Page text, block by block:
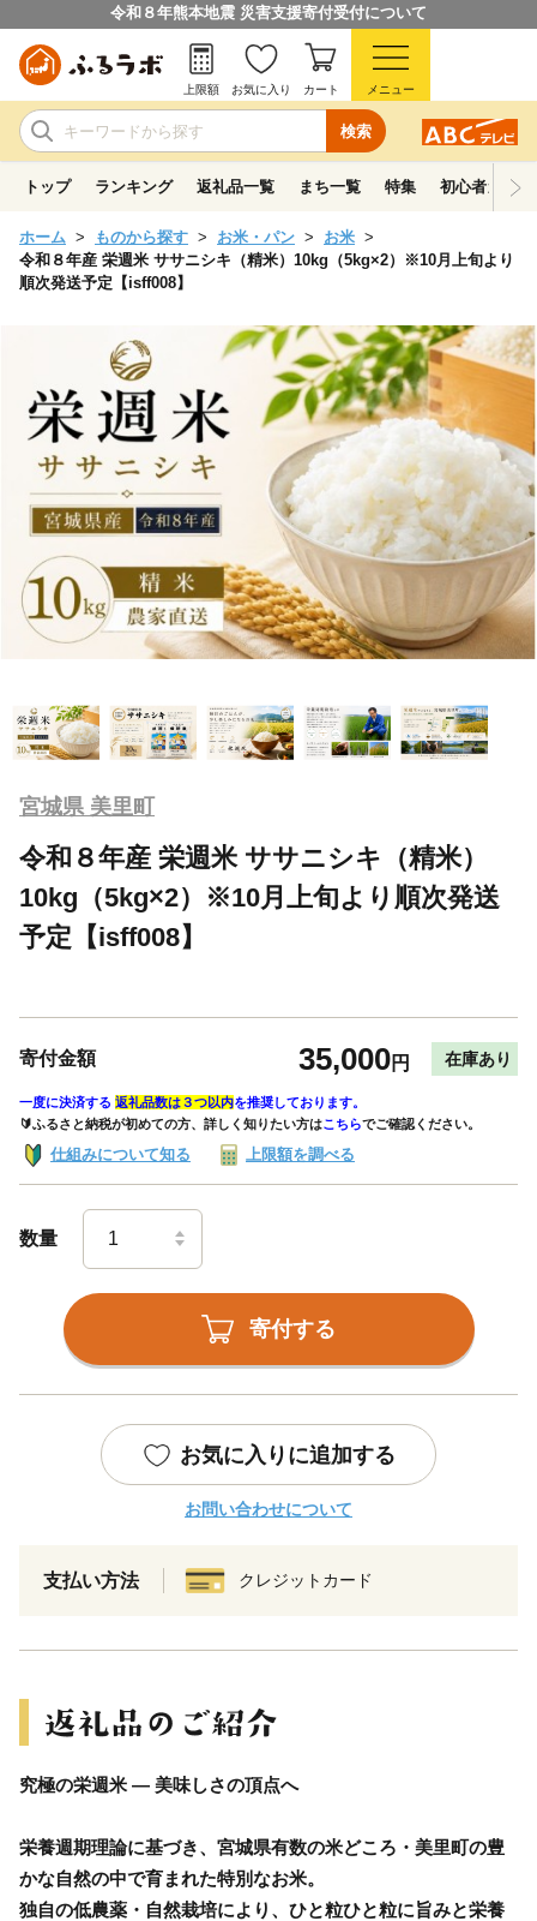
令和８年熊本地震 災害支援寄付受付について
検索
上限額 お気に入り カート メニュー
トップ ランキング 返礼品一覧 まち一覧 特集 初心者ガイド
ホーム ものから探す お米・パン
お米
令和８年産 栄週米 ササニシキ（精米）10kg（5kg×2）※10月上旬より
順次発送予定【isff008】
宮城県 美里町
令和８年産 栄週米 ササニシキ（精米）
10kg（5kg×2）※10月上旬より順次発送
予定【isff008】
寄付金額 35,000円 在庫あり
一度に決済する 返礼品数は３つ以内を推奨しております。
🔰ふるさと納税が初めての方、詳しく知りたい方はこちらでご確認ください。
仕組みについて知る 上限額を調べる
数量
寄付する
お気に入りに追加する
お問い合わせについて
支払い方法 クレジットカード
究極の栄週米 ― 美味しさの頂点へ
栄養週期理論に基づき、宮城県有数の米どころ・美里町の豊
かな自然の中で育まれた特別なお米。
独自の低農薬・自然栽培により、ひと粒ひと粒に旨みと栄養